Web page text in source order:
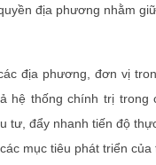
địa phương nhằm
địa phương, đơn vị
hệ thống chính trị
tư, đẩy nhanh tiến độ
mục tiêu phát triển của